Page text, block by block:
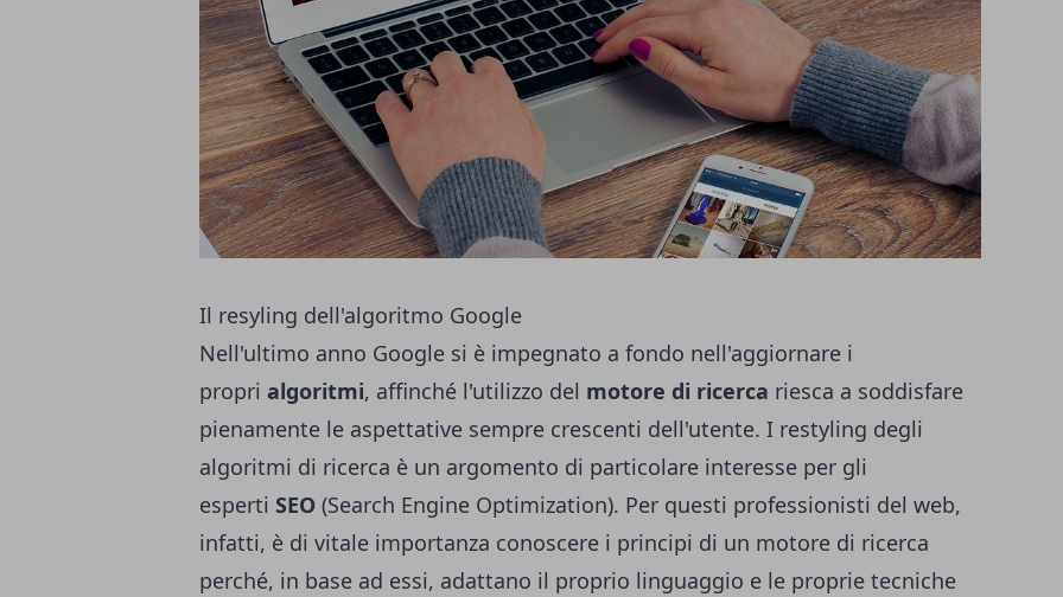
Il resyling dell'algoritmo Google
Nell'ultimo anno Google si è impegnato a fondo nell'aggiornare i
propri algoritmi, affinché l'utilizzo del motore di ricerca riesca a soddisfare
pienamente le aspettative sempre crescenti dell'utente. I restyling degli
algoritmi di ricerca è un argomento di particolare interesse per gli
esperti SEO (Search Engine Optimization). Per questi professionisti del web,
infatti, è di vitale importanza conoscere i principi di un motore di ricerca
perché, in base ad essi, adattano il proprio linguaggio e le proprie tecniche